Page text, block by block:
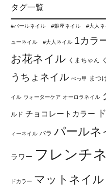
タグ一覧
#パールネイル #銀座ネイル #大人ネ
ューネイル #大人ネイル 1カラ
お花ネイル くまちゃん
うちょネイル べっ甲 まつ
イル ウォーターケア オーロラネイル
ルド チョコレートカラー
ィーネイル バラ パールネ
ラワー フレンチ
ドカラー マットネイル